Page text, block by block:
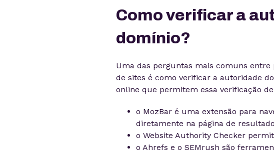
Como verificar a
domínio?
Uma das perguntas mais comuns
de sites é como verificar a autoridade do
online que permitem essa verificação
o MozBar é uma extensão para
diretamente na página de
o Website Authority Checker
o Ahrefs e o SEMrush são